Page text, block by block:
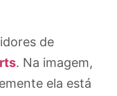
de
. Na imagem,
ela está